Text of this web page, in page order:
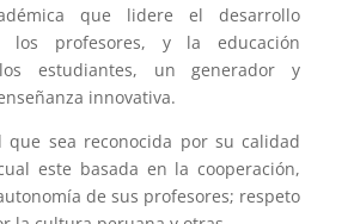
que lidere el desarrollo
los profesores, y la educación
estudiantes, un generador y
innovativa.
que sea reconocida por su calidad
este basada en la cooperación,
de sus profesores; respeto